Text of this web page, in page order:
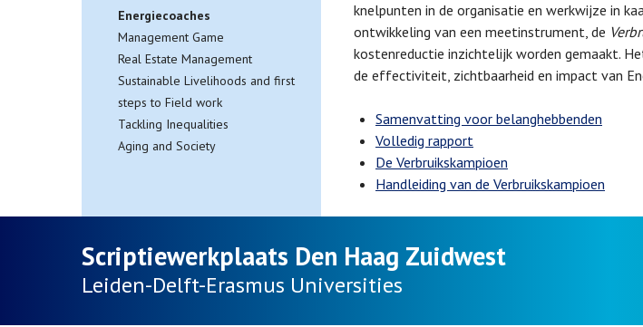
knelpunten in de organisatie en werkwijze in
ontwikkeling van een meetinstrument, de
kostenreductie inzichtelijk worden gemaakt.
de effectiviteit, zichtbaarheid en impact van
Samenvatting voor belanghebbenden
Volledig rapport
De Verbruikskampioen
Handleiding van de Verbruikskampioen
Energiecoaches
Management Game
Real Estate Management
Sustainable Livelihoods and first
steps to Field work
Tackling Inequalities
Aging and Society
Scriptiewerkplaats Den Haag Zuidwest
Leiden-Delft-Erasmus Universities